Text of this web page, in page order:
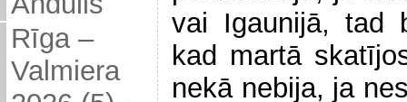
Rīga –
Valmiera
vai Igaunijā, tad
kad martā
nekā nebija, ja